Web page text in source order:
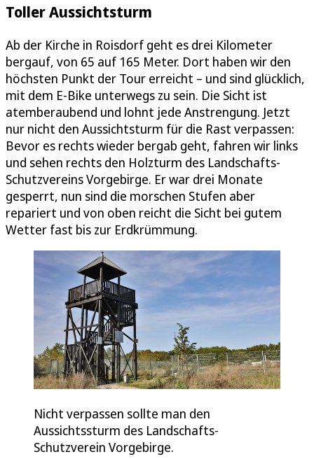
Toller Aussichtsturm
Ab der Kirche in Roisdorf geht es drei Kilometer
bergauf, von 65 auf 165 Meter. Dort haben wir den
höchsten Punkt der Tour erreicht – und sind glücklich,
mit dem E-Bike unterwegs zu sein. Die Sicht ist
atemberaubend und lohnt jede Anstrengung. Jetzt
nur nicht den Aussichtsturm für die Rast verpassen:
Bevor es rechts wieder bergab geht, fahren wir links
und sehen rechts den Holzturm des Landschafts-
Schutzvereins Vorgebirge. Er war drei Monate
gesperrt, nun sind die morschen Stufen aber
repariert und von oben reicht die Sicht bei gutem
Wetter fast bis zur Erdkrümmung.
Nicht verpassen sollte man den
Aussichtssturm des Landschafts-
Schutzverein Vorgebirge.